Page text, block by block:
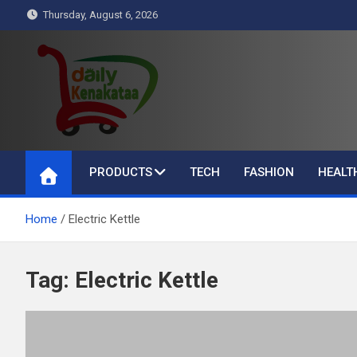
to
content
Thursday, August 6, 2026
Daily Kenakataa
Essential Product Videos
PRODUCTS
TECH FASHION
Home Electric Kettle
Tag: Electric Kettle